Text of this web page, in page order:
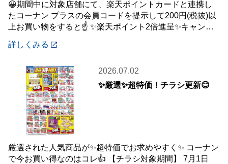
😀期間中に対象店舗にて、楽天ポイントカードと連携し
たコーナン プラスの会員コードを提示して200円(税抜)以
上お買い物をすると☝️ ✨楽天ポイント2倍進呈✨キャンペ
詳しくみる
2026.07.02
✨厳選✨超特価！チラシ更新😊
厳選された人気商品が✨超特価でお求めやすく✨ コーナン
で今お買い得なのはコレ👍 【チラシ対象期間】 7月1日